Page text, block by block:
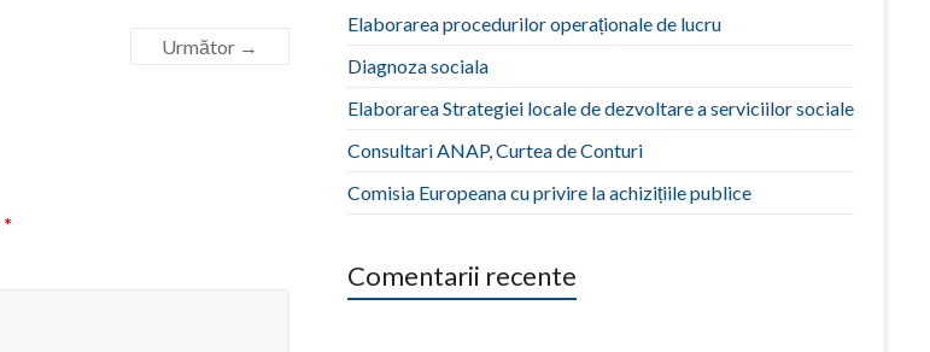
Următor →
*
Elaborarea procedurilor operaționale de lucru
Diagnoza sociala
Elaborarea Strategiei locale de dezvoltare a serviciilor sociale
Consultari ANAP, Curtea de Conturi
Comisia Europeana cu privire la achizițiile publice
Comentarii recente